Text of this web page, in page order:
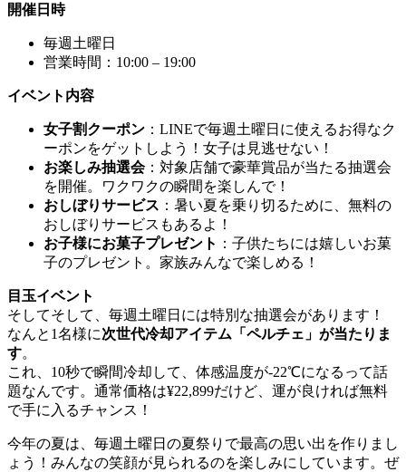
開催日時
毎週土曜日
営業時間：10:00 – 19:00
イベント内容
女子割クーポン ：LINEで毎週土曜日に使えるお得なク
ーポンをゲットしよう！女子は見逃せない！
お楽しみ抽選会：対象店舗で豪華賞品が当たる抽選会
を開催。ワクワクの瞬間を楽しんで！
おしぼりサービス ：暑い夏を乗り切るために、無料の
おしぼりサービスもあるよ！
お子様にお菓子プレゼント ：子供たちには嬉しいお菓
子のプレゼント。家族みんなで楽しめる！
目玉イベント
そしてそして、毎週土曜日には特別な抽選会があります！
なんと1名様に次世代冷却アイテム「ペルチェ」が当たりま
す。
これ、10秒で瞬間冷却して、体感温度が-22℃になるって話
題なんです。通常価格は¥22,899だけど、運が良ければ無料
で手に入るチャンス！
今年の夏は、毎週土曜日の夏祭りで最高の思い出を作りまし
ょう！みんなの笑顔が見られるのを楽しみにしています。ぜ